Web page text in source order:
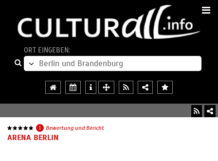
ORT EINGEBEN:
1 Bewertung und Bericht
ARENA BERLIN